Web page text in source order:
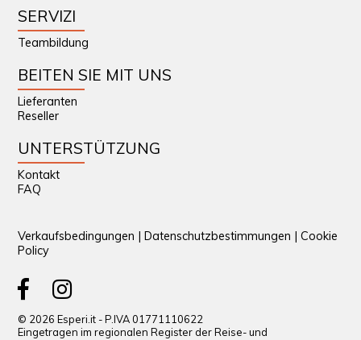
SERVIZI
Teambildung
BEITEN SIE MIT UNS
Lieferanten
Reseller
UNTERSTÜTZUNG
Kontakt
FAQ
Verkaufsbedingungen |Datenschutzbestimmungen |Cookie
Policy
© 2026 Esperi.it - P.IVA 01771110622
Eingetragen im regionalen Register der Reise- und